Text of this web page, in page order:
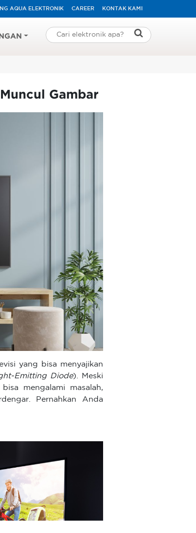
AQUA ELEKTRONIK CAREER KONTAK KAMI
Gambar
yang bisa menyajikan
Emitting Diode). Meski
mengalami masalah,
Pernahkan Anda